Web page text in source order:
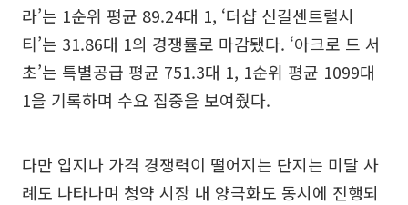
라’는 1순위 평균 89.24대 1, ‘더샵 신길센트럴시
티’는 31.86대 1의 경쟁률로 마감됐다. ‘아크로 드 서
초’는 특별공급 평균 751.3대 1, 1순위 평균 1099대
1을 기록하며 수요 집중을 보여줬다.
다만 입지나 가격 경쟁력이 떨어지는 단지는 미달 사
례도 나타나며 청약 시장 내 양극화도 동시에 진행되